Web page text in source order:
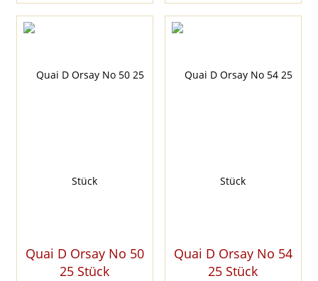
Quai D Orsay No 50
25 Stück
Quai D Orsay No 54
25 Stück